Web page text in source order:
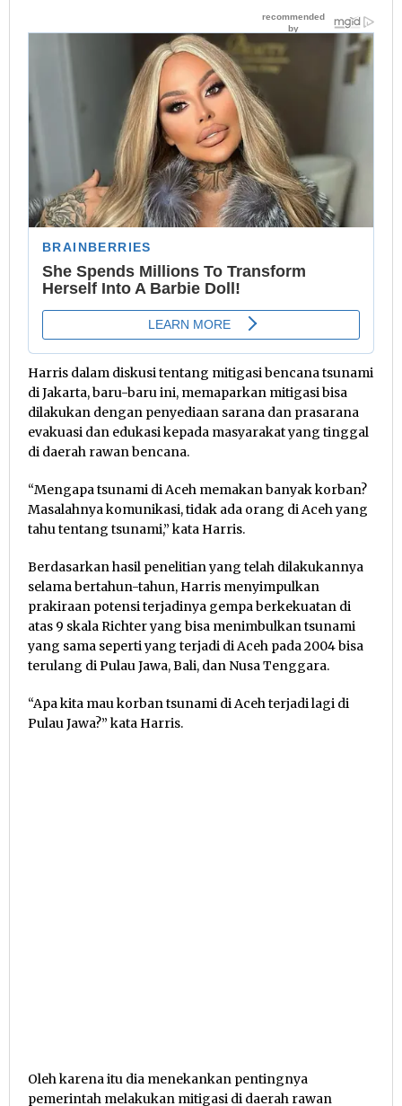
Harris dalam diskusi tentang mitigasi bencana tsunami
di Jakarta, baru-baru ini, memaparkan mitigasi bisa
dilakukan dengan penyediaan sarana dan prasarana
evakuasi dan edukasi kepada masyarakat yang tinggal
di daerah rawan bencana.
“Mengapa tsunami di Aceh memakan banyak korban?
Masalahnya komunikasi, tidak ada orang di Aceh yang
tahu tentang tsunami,” kata Harris.
Berdasarkan hasil penelitian yang telah dilakukannya
selama bertahun-tahun, Harris menyimpulkan
prakiraan potensi terjadinya gempa berkekuatan di
atas 9 skala Richter yang bisa menimbulkan tsunami
yang sama seperti yang terjadi di Aceh pada 2004 bisa
terulang di Pulau Jawa, Bali, dan Nusa Tenggara.
“Apa kita mau korban tsunami di Aceh terjadi lagi di
Pulau Jawa?” kata Harris.
Oleh karena itu dia menekankan pentingnya
pemerintah melakukan mitigasi di daerah rawan